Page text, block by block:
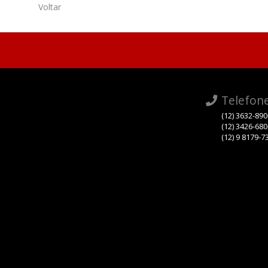
Voltar
(12) 3632-
(12) 3426-
(12) 9 8179-